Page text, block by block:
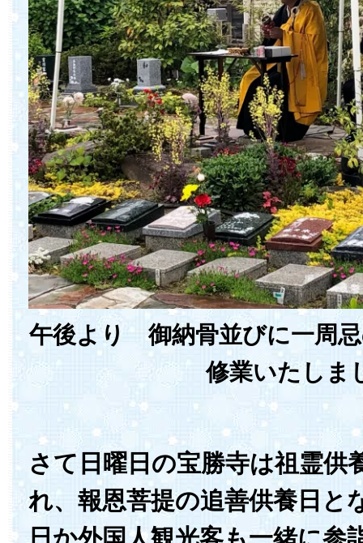
午後より 御納骨並びに一周
修業いたしま
さて日曜日の宝勝寺は祖霊供
れ、報恩菩提の追善供養日と